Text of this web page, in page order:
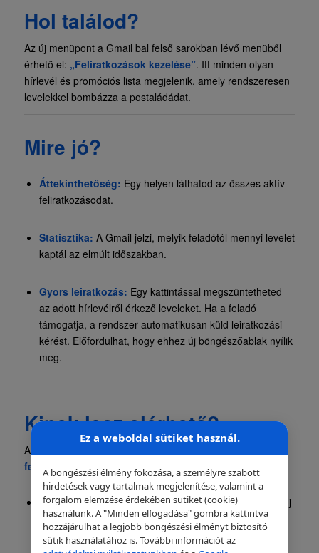
Hol találod?
Az új menüpont a Gmail bal felső sarokban lévő menüből
érhető el: „Feliratkozások kezelése”. Itt minden olyan
hírlevél és promóciós lista megjelenik, amely rendszeresen
levelekkel bombázza a postaládádat.
Mire jó?
Áttekinthetőség: Egy helyen láthatod az összes aktív
feliratkozásodat.
Statisztika: A Gmail jelzi, melyik feladótól mennyi levelet
kaptál az elmúlt időszakban.
Gyors leiratkozás: Egy kattintással megszüntetheted
az adott hírlevélről érkező leveleket. Ha a feladó
támogatja, a rendszer automatikusan küld leiratkozási
kérést. Előfordulhat, hogy ehhez új böngészőablak nyílik
meg.
Kinek lesz elérhető?
A funkciót
felhasználónál :
Elérhető Androidon:már most sokaknál működik az új
menüpont.
Ez a weboldal sütiket használ.
A böngészési élmény fokozása, a személyre szabott
hirdetések vagy tartalmak megjelenítése, valamint a
forgalom elemzése érdekében sütiket (cookie)
használunk. A "Minden elfogadása" gombra kattintva
hozzájárulhat a legjobb böngészési élményt biztosító
sütik használatához is. További információt az